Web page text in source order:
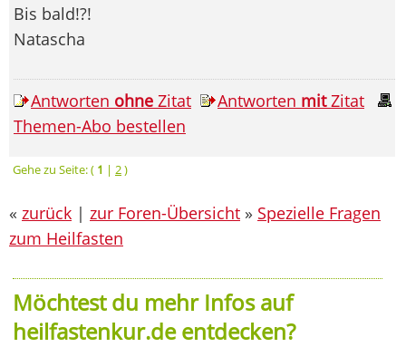
Bis bald!?!
Natascha
Antworten ohne Zitat Antworten mitZitat
Themen-Abo bestellen
Gehe zu Seite: ( 1 | 2)
« zurück | zur Foren-Übersicht » Spezielle Fragen
zum Heilfasten
Möchtest du mehr Infos auf
heilfastenkur.de entdecken?